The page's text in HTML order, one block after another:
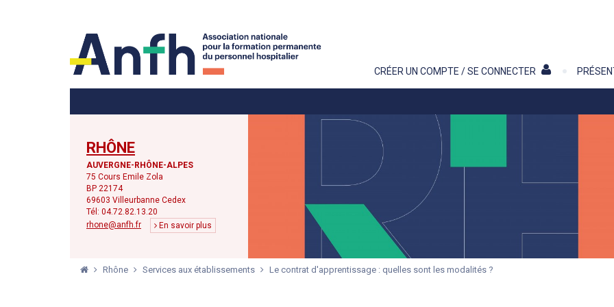
CRÉER UN COMPTE / SE CONNECTER
RHÔNE
AUVERGNE-RHÔNE-ALPES
75 Cours Emile Zola
BP 22174
69603 Villeurbanne Cedex
Tél: 04.72.82.13.20
rhone@anfh.fr
En savoir plus
Rhône Services aux établissements Le contrat d'apprentissage : quelles sont les modalités ?